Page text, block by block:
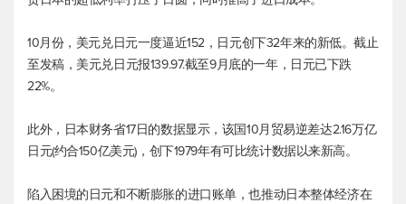
10月份， 美元兑日元一度逼近152，日元创下32年来的新低。截止
至发稿， 美元兑日元报139.97.截至9月底的一年，日元已下跌
22%。
此外，日本财务省17日的数据显示，该国10月贸易逆差达2.16万亿
日元(约合150亿美元)，创下1979年有可比统计数据以来新高。
陷入困境的日元和不断膨胀的进口账单，也推动日本整体经济在